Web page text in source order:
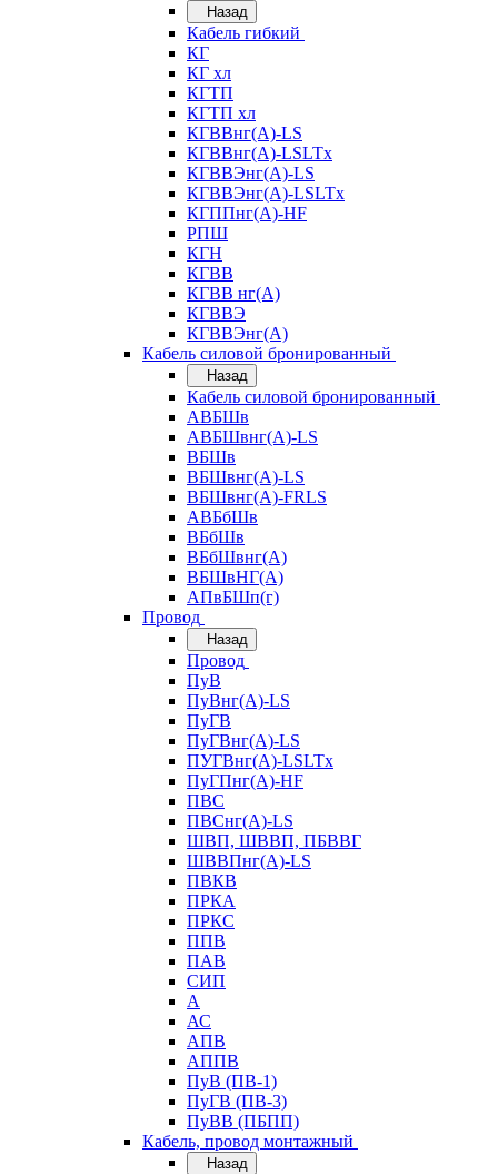
Назад
Кабель гибкий
КГ
КГ хл
КГТП
КГТП хл
КГВВнг(А)-LS
КГВВнг(А)-LSLTx
КГВВЭнг(А)-LS
КГВВЭнг(А)-LSLTx
КГППнг(А)-HF
РПШ
КГН
КГВВ
КГВВ нг(А)
КГВВЭ
КГВВЭнг(А)
Кабель силовой бронированный
Назад
Кабель силовой бронированный
АВБШв
АВБШвнг(А)-LS
ВБШв
ВБШвнг(А)-LS
ВБШвнг(А)-FRLS
АВБбШв
ВБбШв
ВБбШвнг(А)
ВБШвНГ(А)
АПвБШп(г)
Провод
Назад
Провод
ПуВ
ПуВнг(А)-LS
ПуГВ
ПуГВнг(А)-LS
ПУГВнг(А)-LSLTx
ПуГПнг(А)-HF
ПВС
ПВСнг(А)-LS
ШВП, ШВВП, ПБВВГ
ШВВПнг(А)-LS
ПВКВ
ПРКА
ПРКС
ППВ
ПАВ
СИП
А
АС
АПВ
АППВ
ПуВ (ПВ-1)
ПуГВ (ПВ-3)
ПуВВ (ПБПП)
Кабель, провод монтажный
Назад